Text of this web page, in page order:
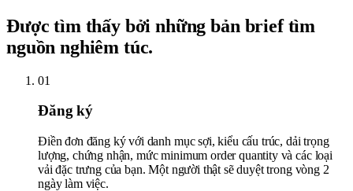
Được tìm thấy bởi những bản brief tìm
nguồn nghiêm túc.
01
Đăng ký
Điền đơn đăng ký với danh mục sợi, kiểu cấu trúc, dải trọng
lượng, chứng nhận, mức minimum order quantity và các loại
vải đặc trưng của bạn. Một người thật sẽ duyệt trong vòng 2
ngày làm việc.